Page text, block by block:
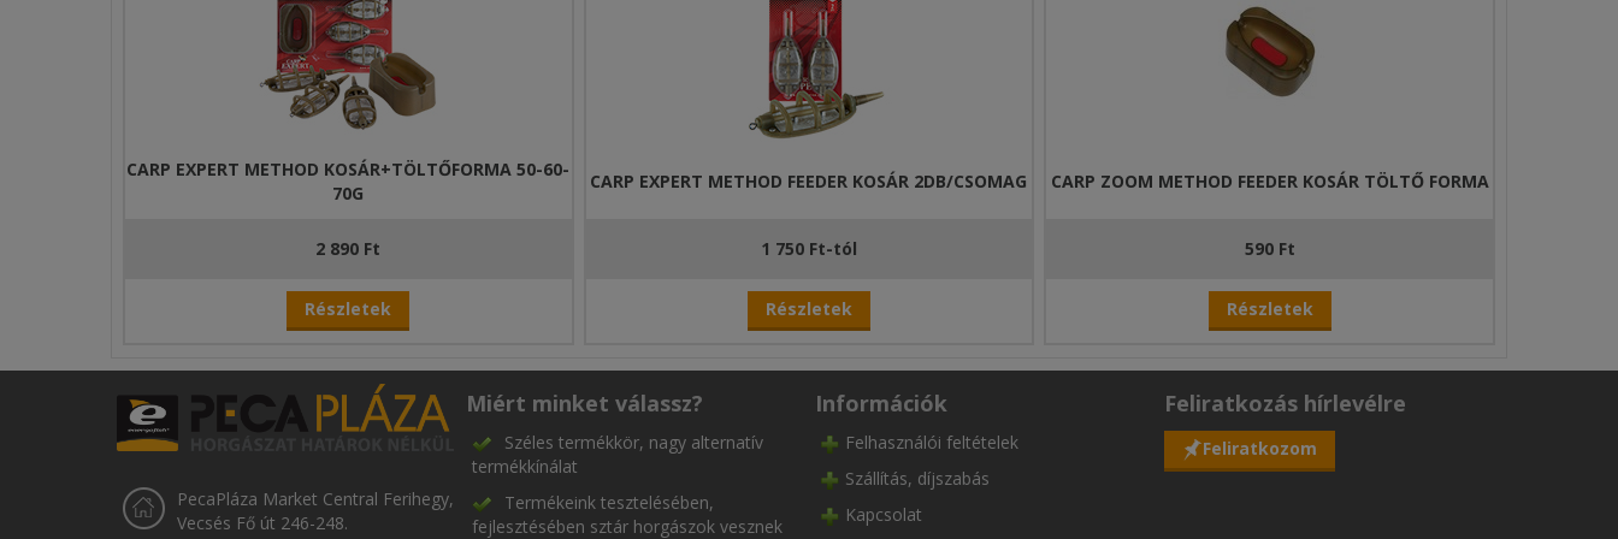
CARP EXPERT METHOD KOSÁR+TÖLTŐFORMA 50-60-
70G
2 890 Ft
Részletek
CARP EXPERT METHOD FEEDER KOSÁR 2DB/CSOMAG
1 750 Ft-tól
Részletek
CARP ZOOM METHOD FEEDER KOSÁR TÖLTŐ FORMA
590 Ft
Részletek
PecaPláza Market Central Ferihegy,
Vecsés Fő út 246-248.
Miért minket válassz?
Széles termékkör, nagy alternatív
termékkínálat
Termékeink tesztelésében,
fejlesztésében sztár horgászok vesznek
Információk
Felhasználói feltételek
Szállítás, díjszabás
Kapcsolat
Feliratkozás hírlevélre
Feliratkozom